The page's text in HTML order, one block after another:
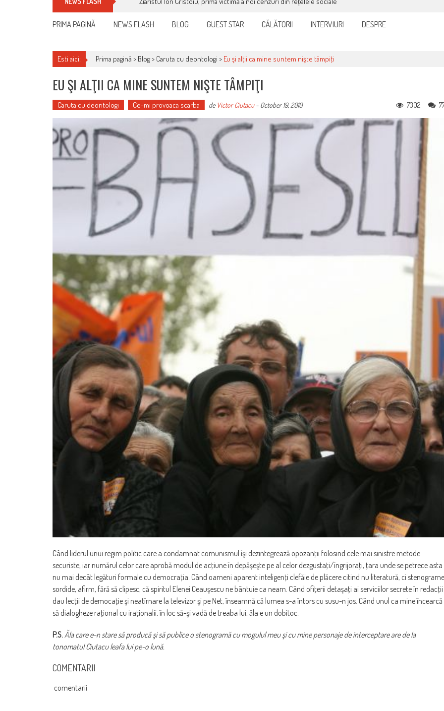
PRIMA PAGINĂ NEWS FLASH BLOG GUEST STAR CĂLĂTORII INTERVIURI DESPRE
Esti aici: Prima pagină > Blog> Caruta cu deontologi > Eu şi alţii ca mine suntem nişte tâmpiţi
EU ŞI ALŢII CA MINE SUNTEM NIŞTE TÂMPIŢI
Caruta cu deontologi Ce-mi provoaca scarba de Victor Ciutacu- October 19, 2010 7302
Când liderul unui regim politic care a condamnat comunismul îşi dezintegrează opozanţii folosind cele mai sinistre metode
securiste, iar numărul celor care aprobă modul de acţiune în depăşeşte pe al celor dezgustaţi/îngrijoraţi, ţara unde se petrece asta
nu mai decât legături formale cu democraţia. Când oameni aparent inteligenţi clefăie de plăcere citind nu literatură, ci stenograme
sordide, afirm, fără să clipesc, că spiritul Elenei Ceauşescu ne bântuie ca neam. Când ofiţerii detaşaţi ai serviciilor secrete în redacţii
dau lecţii de democaţie şi neatîrnare la televizor şi pe Net, înseamnă că lumea s-a întors cu susu-n jos. Când unul ca mine încearcă
să dialogheze raţional cu iraţionalii, în loc să-şi vadă de treaba lui, ăla e un dobitoc.
P.S.Ăla care e-n stare să producă şi să publice o stenogramă cu mogulul meu şi cu mine personaje de interceptare are de la
tonomatul Ciutacu leafa lui pe-o lună.
COMENTARII
comentarii